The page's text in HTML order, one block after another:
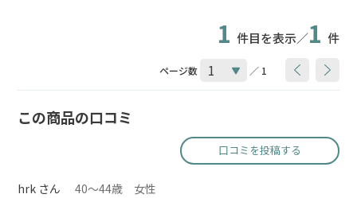
1 件目を表示／1 件
ページ数 ／ 1
この商品の口コミ
口コミを投稿する
hrk さん 40～44歳 女性